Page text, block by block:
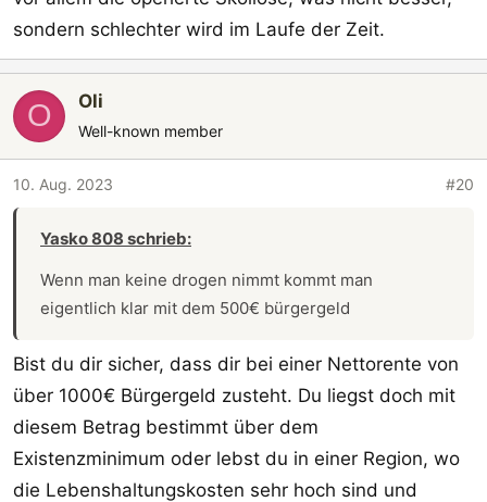
sondern schlechter wird im Laufe der Zeit.
O Oli
Well-known member
10. Aug. 2023 #20
Yasko 808 schrieb:
Wenn man keine drogen nimmt kommt man
eigentlich klar mit dem 500€ bürgergeld
Bist du dir sicher, dass dir bei einer Nettorente von
über 1000€ Bürgergeld zusteht. Du liegst doch mit
diesem Betrag bestimmt über dem
Existenzminimum oder lebst du in einer Region, wo
die Lebenshaltungskosten sehr hoch sind und